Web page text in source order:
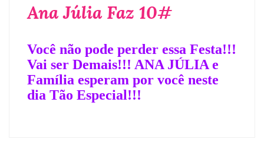
Ana Júlia Faz 10#
Você não pode perder essa Festa!!!
Vai ser Demais!!! ANA JÚLIA e
Família esperam por você neste
dia Tão Especial!!!